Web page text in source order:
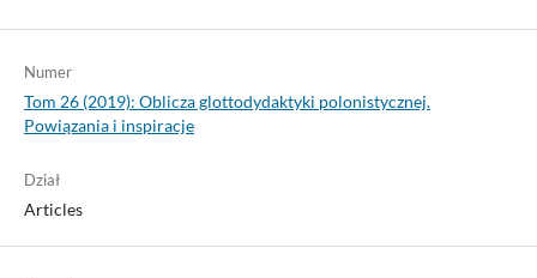
Numer
Tom 26 (2019): Oblicza glottodydaktyki polonistycznej.
Powiązania i inspiracje
Dział
Articles